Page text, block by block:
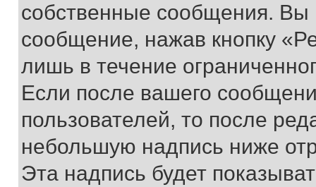
собственные сообщения. Вы
сообщение, нажав кнопку
лишь в течение
Если после вашего
пользователей, то после
небольшую надпись ниже
Эта надпись будет